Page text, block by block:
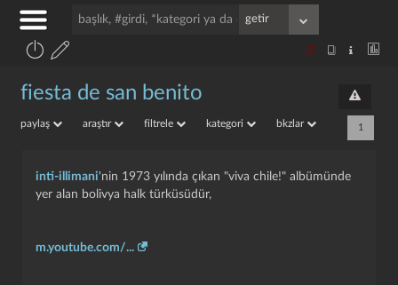
fiesta de san benito
paylaş araştır filtrele kategori bkzlar 1
inti-illimani'nin 1973 yılında çıkan "viva chile!" albümünde
yer alan bolivya halk türküsüdür,
m.youtube.com/...